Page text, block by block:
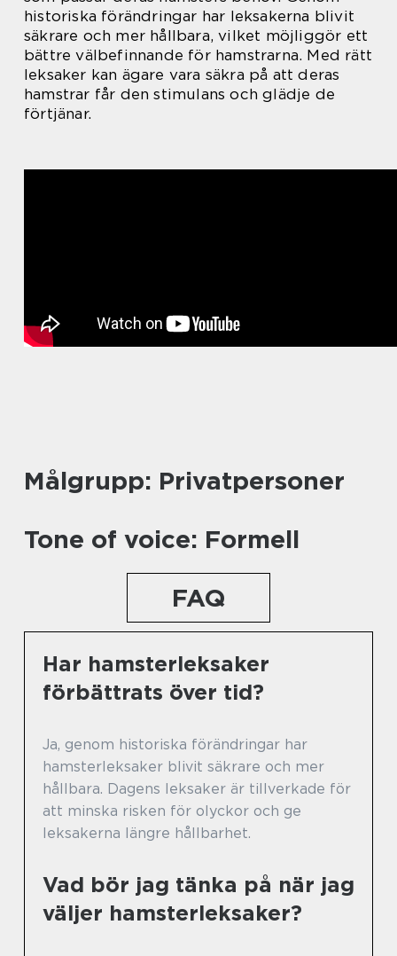
historiska förändringar har leksakerna blivit
säkrare och mer hållbara, vilket möjliggör ett
bättre välbefinnande för hamstrarna. Med rätt
leksaker kan ägare vara säkra på att deras
hamstrar får den stimulans och glädje de
förtjänar.
Målgrupp: Privatpersoner
Tone of voice: Formell
FAQ
Har hamsterleksaker
förbättrats över tid?
Ja, genom historiska förändringar har
hamsterleksaker blivit säkrare och mer
hållbara. Dagens leksaker är tillverkade för
att minska risken för olyckor och ge
leksakerna längre hållbarhet.
Vad bör jag tänka på när jag
väljer hamsterleksaker?